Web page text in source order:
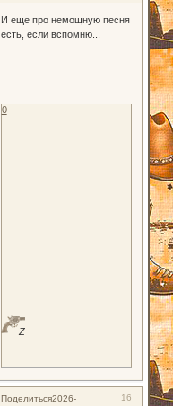
И еще про немощную песня
есть, если вспомню...
Z
0
Поделиться 16
2026-